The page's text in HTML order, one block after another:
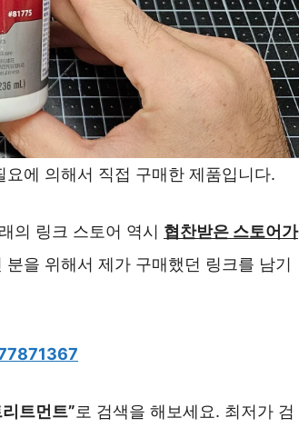
에 의해서 직접 구매한 제품입니다.
의 링크 스토어 역시 협찬받은 스토어가
분을 위해서 제가 구매했던 링크를 남기
트먼트”로 검색을 해보세요. 최저가 검